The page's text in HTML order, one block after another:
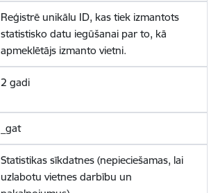
Reģistrē unikālu ID, kas tiek izmantots
statistisko datu iegūšanai par to, kā
apmeklētājs izmanto vietni.
2 gadi
_gat
Statistikas sīkdatnes (nepieciešamas, lai
uzlabotu vietnes darbību un